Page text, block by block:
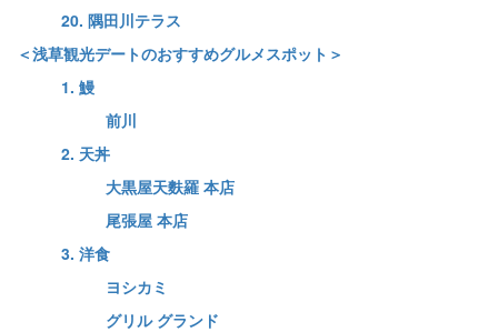
20. 隅田川テラス
＜浅草観光デートのおすすめグルメスポット＞
1. 鰻
前川
2. 天丼
大黒屋天麩羅 本店
尾張屋 本店
3. 洋食
ヨシカミ
グリル グランド